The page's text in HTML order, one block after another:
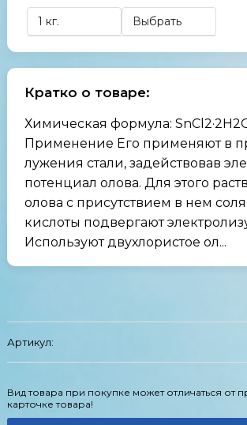
Кратко о товаре:
Химическая формула:
Применение Его применяют в
лужения стали, задействовав
потенциал олова. Для этого
олова с присутствием в нем
кислоты подвергают
Используют двухлористое ол...
Артикул:
Вид товара при покупке может отличаться от
карточке товара!